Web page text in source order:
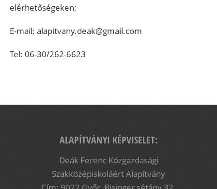
elérhetőségeken:
E-mail: alapitvany.deak@gmail.com
Tel: 06-30/262-6623
ALAPÍTVÁNYI KÉPVISELET:
Deák Ferenc Közgazdasági
Szakközépiskoláért Alapítvány